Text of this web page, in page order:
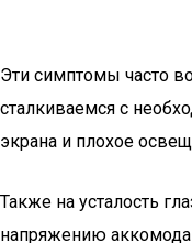
Эти симптомы часто
сталкиваемся с
экрана и плохое
Также на усталость
напряжению